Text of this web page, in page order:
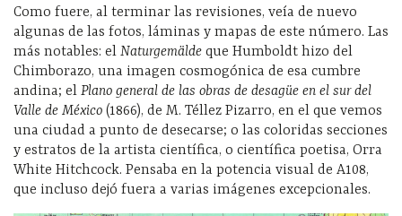
Como fuere, al terminar las revisiones, veía de nuevo
algunas de las fotos, láminas y mapas de este número. Las
más notables: el Naturgemälde que Humboldt hizo del
Chimborazo, una imagen cosmogónica de esa cumbre
andina; el Plano general de las obras de desagüe en el sur del
Valle de México (1866), de M. Téllez Pizarro, en el que vemos
una ciudad a punto de desecarse; o las coloridas secciones
y estratos de la artista científica, o científica poetisa, Orra
White Hitchcock. Pensaba en la potencia visual de A108,
que incluso dejó fuera a varias imágenes excepcionales.